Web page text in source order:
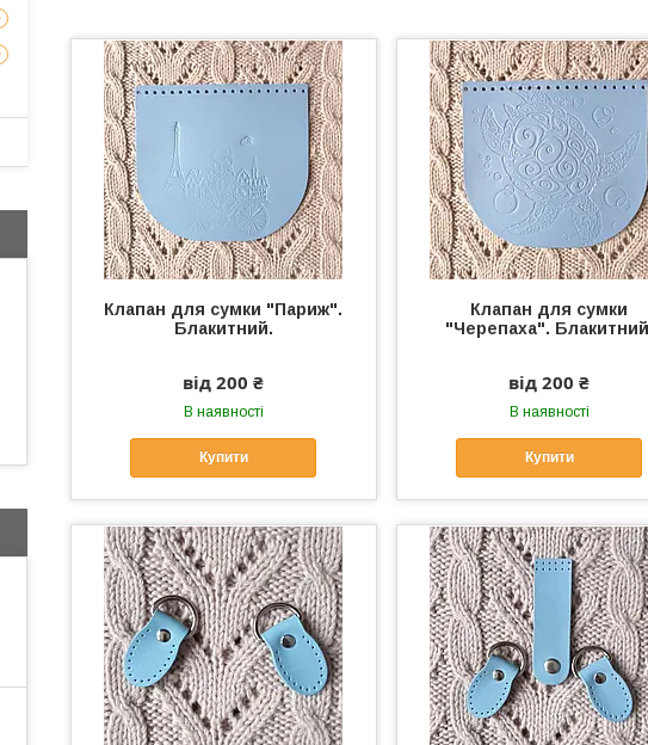
Клапан для сумки "Париж".
Блакитний.
від 200 ₴
В наявності
Купити
Клапан для сумки
"Черепаха".
від 200 ₴
В наявності
Купити